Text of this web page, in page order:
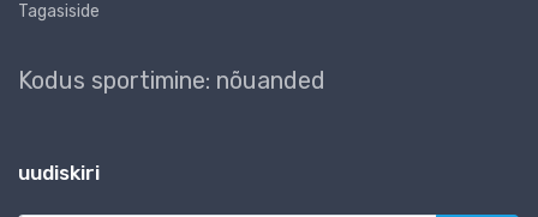
Tagasiside
Kodus sportimine: nõuanded
uudiskiri